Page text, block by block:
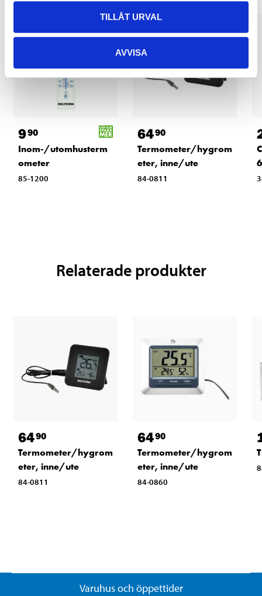
TILLÅT URVAL
AVVISA
990
Inom-/utomhusterm
ometer
85-1200
6490
Termometer/hygrom
eter, inne/ute
84-0811
Relaterade produkter
6490
Termometer/hygrom
eter, inne/ute
84-0811
6490
Termometer/hygrom
eter, inne/ute
84-0860
Varuhus och öppettider